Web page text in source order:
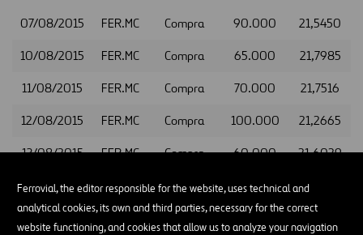
Ferrovial, the editor responsible for the website, uses technical and
analytical cookies, its own and third parties, necessary for the correct
website functioning, and cookies that allow us to analyze your navigation
07/08/2015 FER.MC Compra 90.000 21,5450
10/08/2015 FER.MC Compra 65.000 21,7985
11/08/2015 FER.MC Compra 70.000 21,7516
12/08/2015 FER.MC Compra 100.000 21,2665
13/08/2015 FER.MC Compra 60.000 21,6029
Lo cual ponemos en su conocimiento a los efectos oportunos.